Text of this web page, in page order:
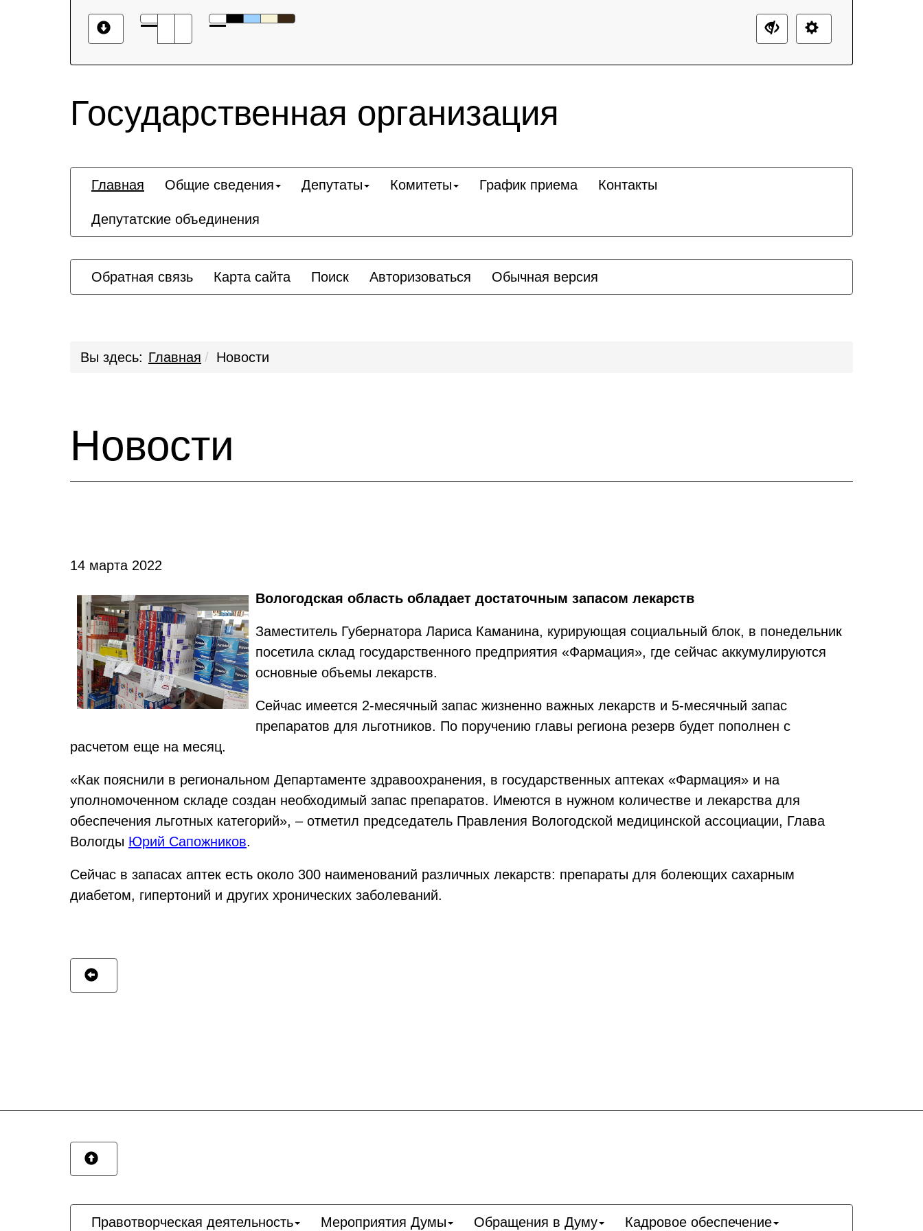
Государственная организация
Главная Общие сведения Депутаты Комитеты График приема Контакты
Депутатские объединения
Обратная связь Карта сайта Поиск Авторизоваться Обычная версия
Вы здесь: Главная Новости
Новости
14 марта 2022
Вологодская область обладает достаточным запасом лекарств
Заместитель Губернатора Лариса Каманина, курирующая социальный блок, в понедельник
посетила склад государственного предприятия «Фармация», где сейчас аккумулируются
основные объемы лекарств.
Сейчас имеется 2-месячный запас жизненно важных лекарств и 5-месячный запас
препаратов для льготников. По поручению главы региона резерв будет пополнен с
расчетом еще на месяц.
«Как пояснили в региональном Департаменте здравоохранения, в государственных аптеках «Фармация» и на
уполномоченном складе создан необходимый запас препаратов. Имеются в нужном количестве и лекарства для
обеспечения льготных категорий», – отметил председатель Правления Вологодской медицинской ассоциации, Глава
Вологды Юрий Сапожников.
Сейчас в запасах аптек есть около 300 наименований различных лекарств: препараты для болеющих сахарным
диабетом, гипертоний и других хронических заболеваний.
Правотворческая деятельность Мероприятия Думы Обращения в Думу Кадровое обеспечение